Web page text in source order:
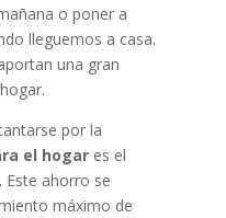
o poner a
lleguemos a casa.
una gran
por la
el hogares el
Este ahorro se
máximo de